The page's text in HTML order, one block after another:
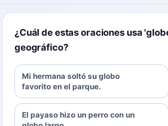
¿Cuál de estas oraciones usa
geográfico?
Mi hermana soltó su globo
favorito en el parque.
El payaso hizo un perro con un